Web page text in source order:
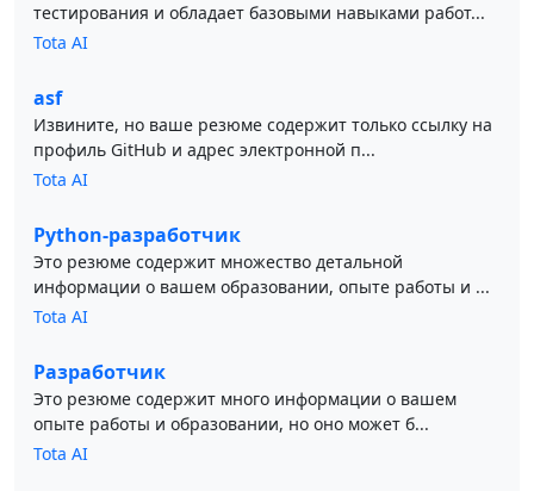
тестирования и обладает базовыми навыками работ...
Tota AI
asf
Извините, но ваше резюме содержит только ссылку на
профиль GitHub и адрес электронной п...
Tota AI
Python-разработчик
Это резюме содержит множество детальной
информации о вашем образовании, опыте работы и ...
Tota AI
Разработчик
Это резюме содержит много информации о вашем
опыте работы и образовании, но оно может б...
Tota AI